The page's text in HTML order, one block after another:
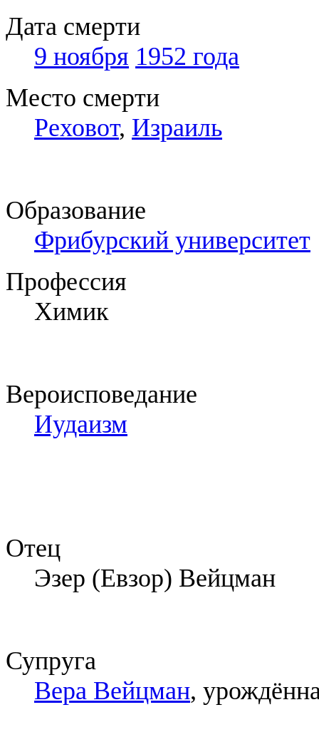
Дата смерти
9 ноября 1952 года
Место смерти
Реховот, Израиль
Образование
Фрибурский университет
Профессия
Химик
Вероисповедание
Иудаизм
Отец
Эзер (Евзор) Вейцман
Супруга
Вера Вейцман,